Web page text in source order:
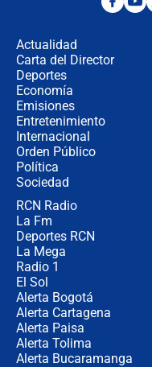
Actualidad
Carta del Director
Deportes
Economía
Emisiones
Entretenimiento
Internacional
Orden Público
Política
Sociedad
RCN Radio
La Fm
Deportes RCN
La Mega
Radio 1
El Sol
Alerta Bogotá
Alerta Cartagena
Alerta Paisa
Alerta Tolima
Alerta Bucaramanga